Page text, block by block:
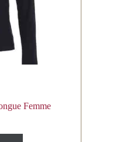
Femme